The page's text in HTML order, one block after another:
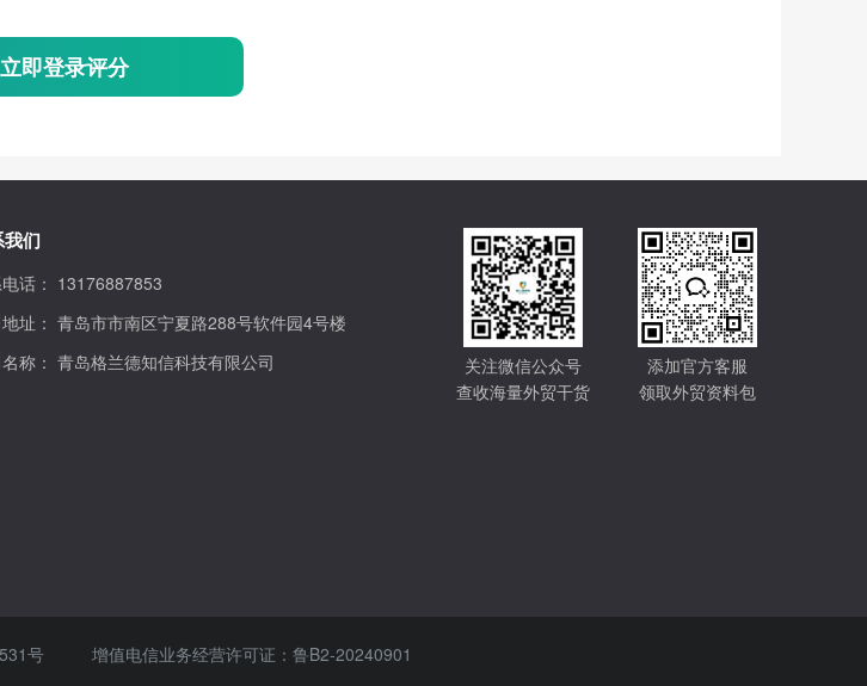
立即登录评分
们
话： 13176887853
址： 青岛市市南区宁夏路288号软件园4号楼
称： 青岛格兰德知信科技有限公司
关注微信公众号
查收海量外贸干货
添加官方客服
领取外贸资料包
号 增值电信业务经营许可证： 鲁B2-20240901